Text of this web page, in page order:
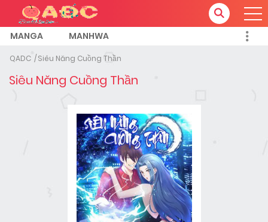
MANGA MANHWA
QADC Siêu Năng Cuồng Thần
Siêu Năng Cuồng Thần